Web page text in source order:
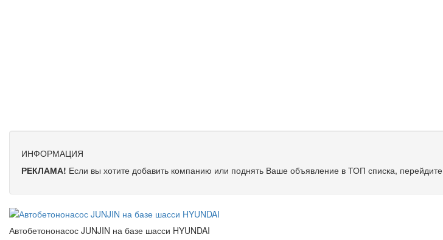
ИНФОРМАЦИЯ
РЕКЛАМА! Если вы хотите добавить компанию или поднять Ваше объявление в ТОП списка, перейдите
Автобетононасос JUNJIN на базе шасси HYUNDAI